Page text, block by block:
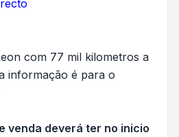
com 77 mil kilometros a
informação é para o
venda deverá ter no inicio